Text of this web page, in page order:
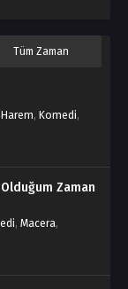
Tüm Zaman
Harem, Komedi,
Zaman
, Macera,